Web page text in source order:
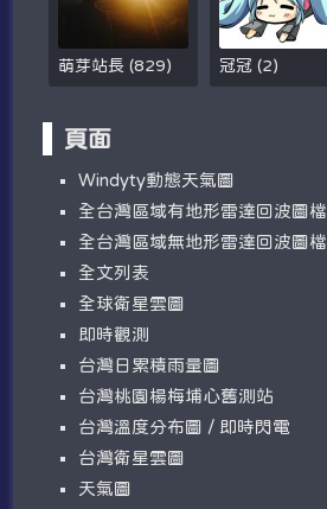
萌芽站長(829) 冠冠(2)
頁面
W​​indyty動態天氣圖
全台灣區域有地形雷達回波圖檔
全台灣區域無地形雷達回波圖檔
全文列表
全球衛星雲圖
即時觀測
台灣日累積雨量圖
台灣桃園楊梅埔心舊測站
台灣溫度分布圖 / 即時閃電
台灣衛星雲圖
天氣圖